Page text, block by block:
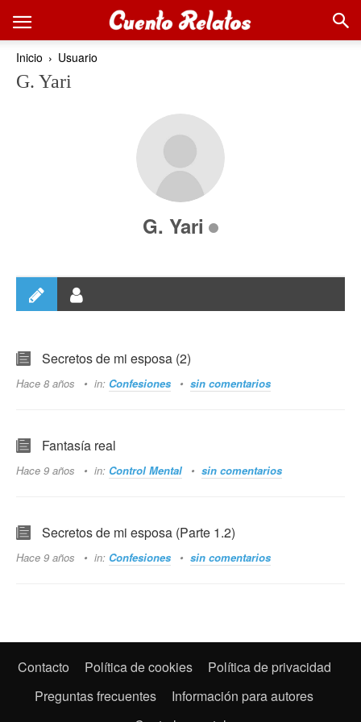
Inicio Usuario
G. Yari
G. Yari
Secretos de mi esposa (2)
Hace 8 años in: Confesiones sin comentarios
Fantasía real
Hace 9 años in: Control Mental sin comentarios
Secretos de mi esposa (Parte 1.2)
Hace 9 años in: Confesiones sin comentarios
Contacto Política de cookies
Política de privacidad
Preguntas frecuentes
Información para autores